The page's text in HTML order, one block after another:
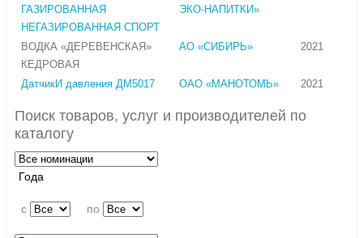
ГАЗИРОВАННАЯ
НЕГАЗИРОВАННАЯ СПОРТ
ЭКО-НАПИТКИ»
ВОДКА «ДЕРЕВЕНСКАЯ»
КЕДРОВАЯ
АО «СИБИРЬ» 2021
ДатчикИ давления ДМ5017 ОАО «МАНОТОМЬ» 2021
Поиск товаров, услуг и производителей по
каталогу
Года
c по